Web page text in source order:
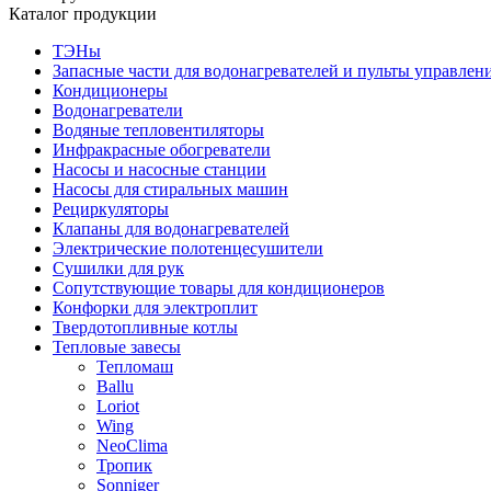
Каталог продукции
ТЭНы
Запасные части для водонагревателей и пульты
Кондиционеры
Водонагреватели
Водяные тепловентиляторы
Инфракрасные обогреватели
Насосы и насосные станции
Насосы для стиральных машин
Рециркуляторы
Клапаны для водонагревателей
Электрические полотенцесушители
Сушилки для рук
Сопутствующие товары для кондиционеров
Конфорки для электроплит
Твердотопливные котлы
Тепловые завесы
Тепломаш
Ballu
Loriot
Wing
NeoClima
Тропик
Sonniger